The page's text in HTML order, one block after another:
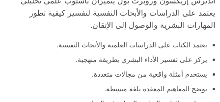
يعتمد على الدراسات والأبحاث النفسية لتفسير كيفية تطور
المهارات البشرية والوصول إلى الإتقان.
يعتمد الكتاب على الدراسات العلمية والأبحاث النفسية.
يركز على تفسير الأداء البشري بطريقة منهجية.
يستخدم أمثلة واقعية من مجالات متعددة.
يوضح المفاهيم المعقدة بلغة مبسطة.